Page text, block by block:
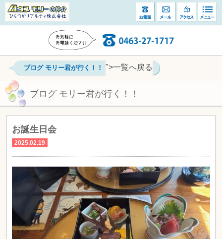
ブログ モリー君が行く！！ ">一覧へ戻る
ブログ モリー君が行く！！
お誕生日会
2025.02.19